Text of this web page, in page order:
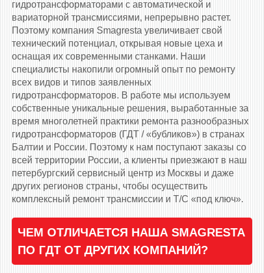
гидротрансформаторами c автоматической и
вариаторной трансмиссиями, непрерывно растет.
Поэтому компания Smagresta увеличивает свой
технический потенциал, открывая новые цеха и
оснащая их современными станками. Наши
специалисты накопили огромный опыт по ремонту
всех видов и типов заявленных
гидротрансформаторов. В работе мы используем
собственные уникальные решения, выработанные за
время многолетней практики ремонта разнообразных
гидротрансформаторов (ГДТ / «бубликов») в странах
Балтии и России. Поэтому к нам поступают заказы со
всей территории России, а клиенты приезжают в наш
петербургский сервисный центр из Москвы и даже
других регионов страны, чтобы осуществить
комплексный ремонт трансмиссии и Т/С «под ключ».
ЧЕМ ОТЛИЧАЕТСЯ НАША SMAGRESTA
ПО ГДТ ОТ ДРУГИХ КОМПАНИЙ?